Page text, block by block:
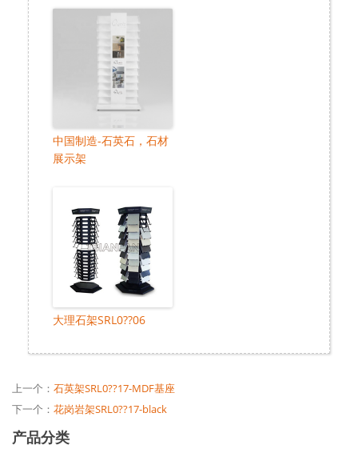
中国制造-石英石，石材
展示架
大理石架SRL0??06
上一个： 石英架SRL0??17-MDF基座
下一个： 花岗岩架SRL0??17-black
产品分类